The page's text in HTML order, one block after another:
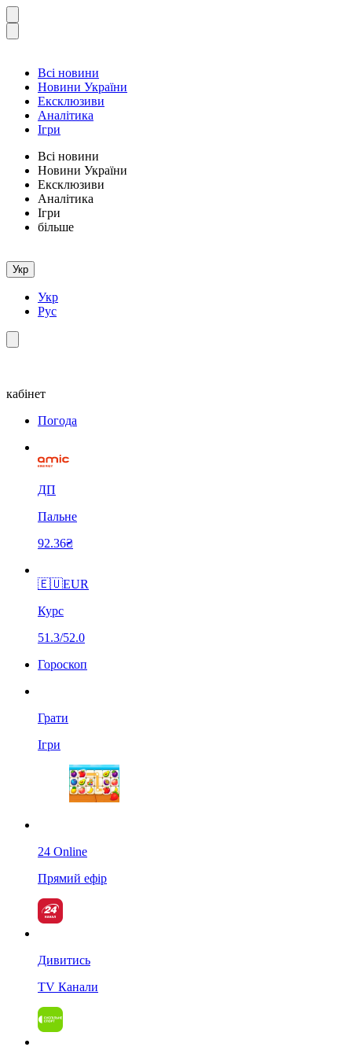
Всі новини
Новини України
Ексклюзиви
Аналітика
Ігри
Всі новини
Новини України
Ексклюзиви
Аналітика
Ігри
більше
Укр
Укр
Рус
кабінет
Погода
ДП
Пальне
92.36₴
🇪🇺EUR
Курс
51.3/52.0
Гороскоп
Грати
Ігри
24 Online
Прямий ефір
Дивитись
TV Канали